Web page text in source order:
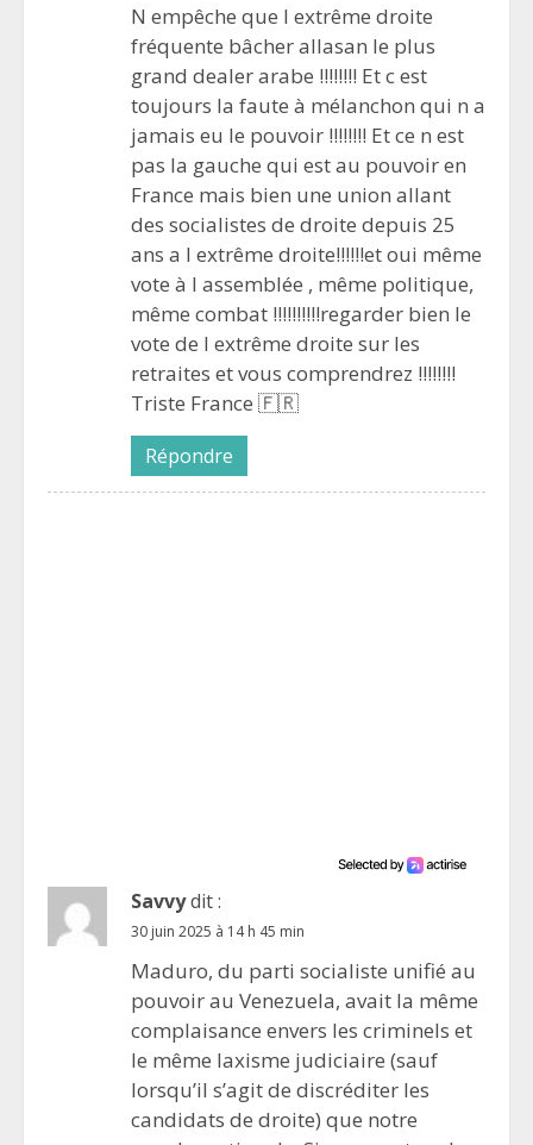
N empêche que l extrême droite
fréquente bâcher allasan le plus
grand dealer arabe !!!!!!!! Et c est
toujours la faute à mélanchon qui n a
jamais eu le pouvoir !!!!!!!! Et ce n est
pas la gauche qui est au pouvoir en
France mais bien une union allant
des socialistes de droite depuis 25
ans a l extrême droite!!!!!!et oui même
vote à l assemblée , même politique,
même combat !!!!!!!!!!regarder bien le
vote de l extrême droite sur les
retraites et vous comprendrez !!!!!!!!
Triste France 🇫🇷
Répondre
Savvydit :
30 juin 2025 à 14 h 45 min
Maduro, du parti socialiste unifié au
pouvoir au Venezuela, avait la même
complaisance envers les criminels et
le même laxisme judiciaire (sauf
lorsqu’il s’agit de discréditer les
candidats de droite) que notre